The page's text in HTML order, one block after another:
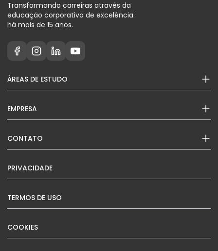
Transformando carreiras através da
educação corporativa de excelência
há mais de 15 anos.
ÁREAS DE ESTUDO
EMPRESA
CONTATO
PRIVACIDADE
TERMOS DE USO
COOKIES